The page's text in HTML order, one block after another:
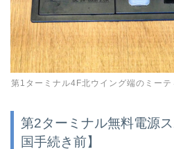
第1ターミナル4F北ウイング端のミー
第2ターミナル無料電源
国手続き前】